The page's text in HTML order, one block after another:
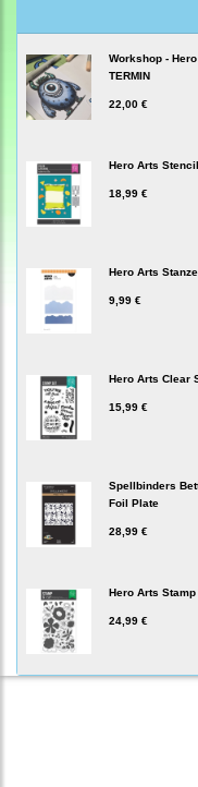
Workshop -
TERMIN
22,00 €
Hero Arts
18,99 €
Hero Arts
9,99 €
Hero Arts Clear
15,99 €
Spellbinders
Foil Plate
28,99 €
Hero Arts
24,99 €